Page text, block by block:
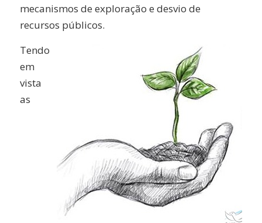
mecanismos de exploração e desvio de
recursos públicos.
Tendo
em
vista
as